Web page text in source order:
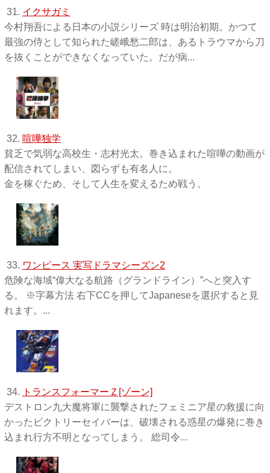
31. イクサガミ
今村翔吾による日本の小説シリーズ 時は明治初期。かつて
最強の侍として知られた嵯峨愁二郎は、あるトラウマから刀
を抜くことができなくなっていた。だが病...
32. 喧嘩独学
貧乏で気弱な高校生・志村光太。巻き込まれた喧嘩の動画が
配信されてしまい、図らずも有名人に。
金を稼ぐため、そして人生を変えるため戦う。
33. ワンピース 実写ドラマシーズン2
危険な海域“偉大なる航路（グランドライン）”へと突入す
る。 ※字幕方法 右下CCを押してJapaneseを選択すると見
れます。...
34.
トランスフォーマーＺ[ゾーン]
デストロン九大魔将軍に襲撃されたフェミニア星の救援に向
かったビクトリーセイバーは、破壊される惑星の爆発に巻き
込まれ行方不明となってしまう。 総司令...